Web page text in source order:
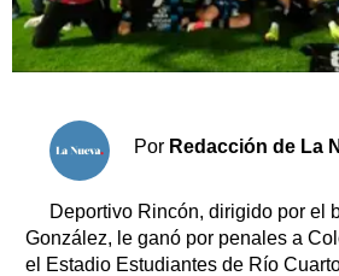
Turismo
Salud
Es viral
Cartón Lleno
Fúnebres
Clasificados
Horóscopo
Por Redacción de La
Deportivo Rincón, dirigido por el
González, le ganó por penales a
el Estadio Estudiantes de Río